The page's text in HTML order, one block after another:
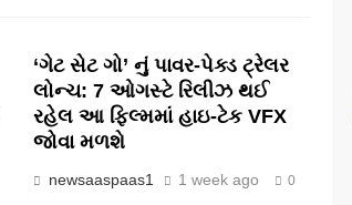
‘ગેટ સેટ ગો’ નું પાવર-પેક્ડ ટ્રેલર
લોન્ચ: 7 ઓગસ્ટે રિલીઝ થઈ
રહેલ આ ફિલ્મમાં હાઇ-ટેક VFX
જોવા મળશે
newsaaspaas1 1 week ago 0